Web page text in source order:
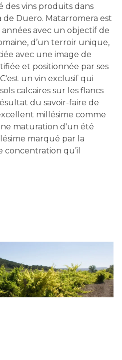
des vins produits dans
Duero. Matarromera est
avec un objectif de
d’un terroir unique,
avec une image de
et positionnée par ses
un vin exclusif qui
calcaires sur les flancs
du savoir-faire de
millésime comme
maturation d'un été
marqué par la
concentration qu’il